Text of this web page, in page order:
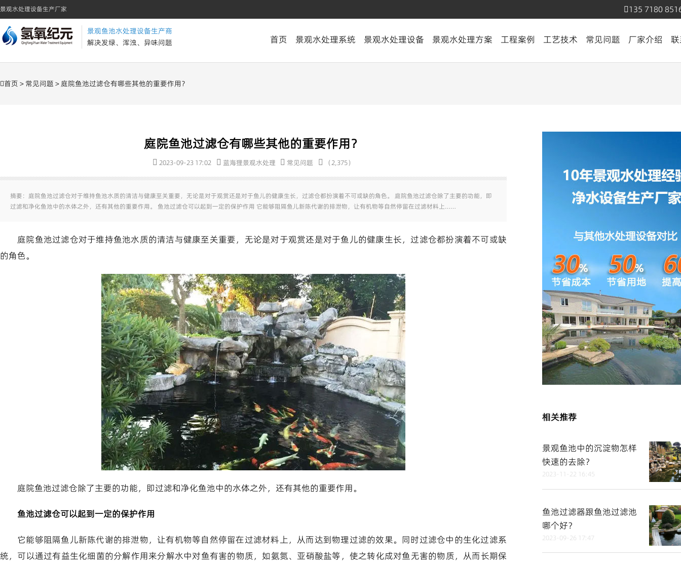
景观水处理设备生产厂家 135 7180
景观鱼池水处理设备生产商
解决发绿、浑浊、异味问题
首页 景观水处理系统 景观水处理设备 景观水处理方案 工程案例 工艺技术 常见问题 厂家介绍
首页 > 常见问题 > 庭院鱼池过滤仓有哪些其他的重要作用？
庭院鱼池过滤仓有哪些其他的重要作用？
2023-09-23 17:02 蓝海狸景观水处理 常见问题 （2,375）
摘要：庭院鱼池过滤仓对于维持鱼池水质的清洁与健康至关重要，无论是对于观赏还是对于鱼儿的健康生长，过滤仓都扮演着不可或缺的角色。 庭院鱼池过滤仓除了主要的功能，即
过滤和净化鱼池中的水体之外，还有其他的重要作用。 鱼池过滤仓可以起到一定的保护作用 它能够阻隔鱼儿新陈代谢的排泄物，让有机物等自然停留在过滤材料上……
庭院鱼池过滤仓对于维持鱼池水质的清洁与健康至关重要，无论是对于观赏还是对于鱼儿的健康生长，过滤仓都扮演着不可或缺
的角色。
庭院鱼池过滤仓除了主要的功能，即过滤和净化鱼池中的水体之外，还有其他的重要作用。
鱼池过滤仓可以起到一定的保护作用
它能够阻隔鱼儿新陈代谢的排泄物，让有机物等自然停留在过滤材料上，从而达到物理过滤的效果。同时过滤仓中的生化过滤系
统，可以通过有益生化细菌的分解作用来分解水中对鱼有害的物质，如氨氮、亚硝酸盐等，使之转化成对鱼无害的物质，从而长期保
相关推荐
景观鱼池中的沉淀物怎样
快速的去除？
2023-11-22 16:45
鱼池过滤器跟鱼池过滤池
哪个好？
2023-09-26 17:47